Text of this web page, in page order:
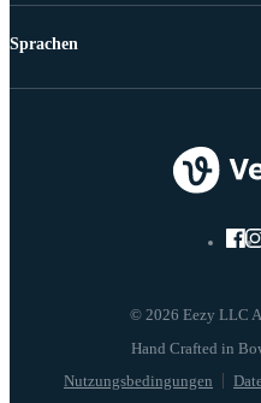
© 2026 Eezy LLC
Nutzungsbedingungen
Sprachen